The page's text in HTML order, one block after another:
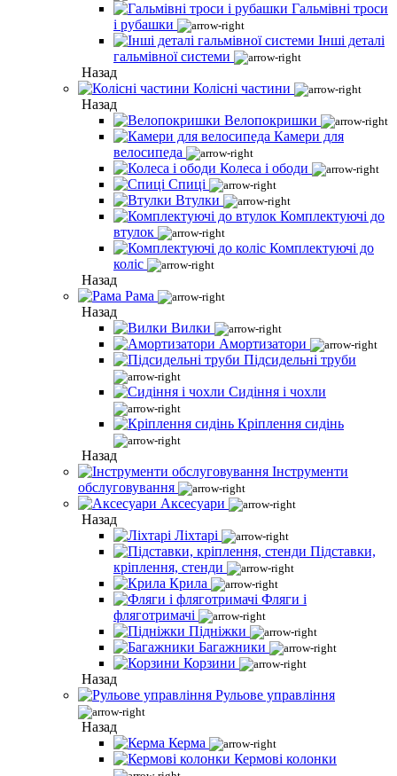
Гальмівні троси
і рубашки
Інші деталі
гальмівної системи
Назад
Колісні частини
Назад
Велопокришки
Камери для
велосипеда
Колеса і ободи
Спиці
Втулки
Комплектуючі до
втулок
Комплектуючі до
коліс
Назад
Рама
Назад
Вилки
Амортизатори
Підсидельні труби
Сидіння і чохли
Кріплення сидінь
Назад
Інструменти
обслуговування
Аксесуари
Назад
Ліхтарі
Підставки,
кріплення, стенди
Крила
Фляги і
фляготримачі
Підніжки
Багажники
Корзини
Назад
Рульове управління
Назад
Керма
Кермові колонки